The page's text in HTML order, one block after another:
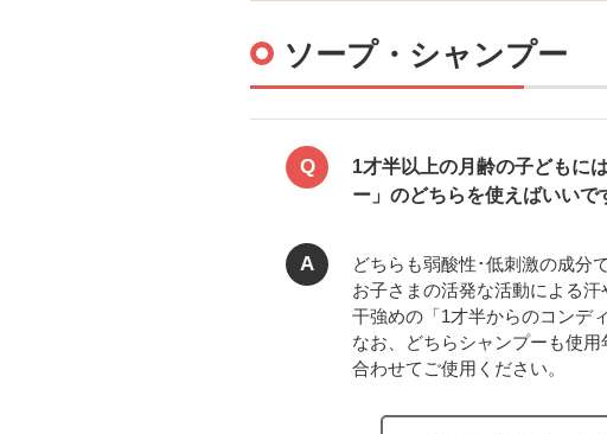
ソープ・シャンプー
Q
1才半以上の月齢の子どもに
ー」のどちらを使えばいいで
A
どちらも弱酸性･低刺激の成分
お子さまの活発な活動による
干強めの「1才半からのコンデ
なお、どちらシャンプーも使
合わせてご使用ください。